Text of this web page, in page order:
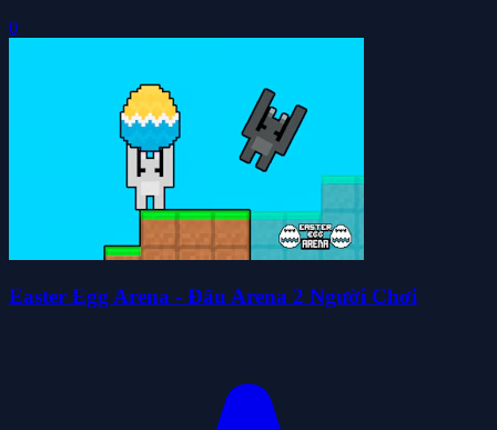
0
Easter Egg Arena - Đấu Arena 2 Người Chơi